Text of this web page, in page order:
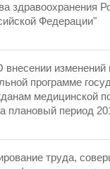
здравоохранения
Федерации"
изменений
программе
медицинской
плановый период
труда,